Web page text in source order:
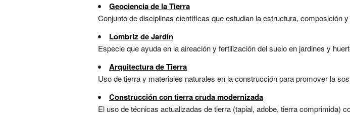
Geociencia de la Tierra
Conjunto de disciplinas científicas que estudian la estructura, composición
Lombriz de Jardín
Especie que ayuda en la aireación y fertilización del suelo en jardines y
Arquitectura de Tierra
Uso de tierra y materiales naturales en la construcción para promover la
Construcción con tierra cruda modernizada
El uso de técnicas actualizadas de tierra (tapial, adobe, tierra comprimida)